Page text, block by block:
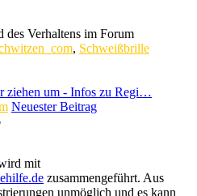
Verhaltens im Forum
, Schweißbrille
ziehen um - Infos zu Regi…
Neuester Beitrag
mit
zusammengeführt. Aus
unmöglich und es kann